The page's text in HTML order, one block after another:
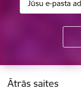
Kājene
Ātrās saites